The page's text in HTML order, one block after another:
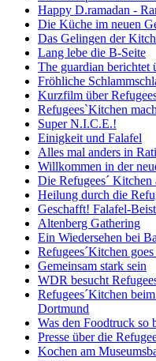
Happy D.ramadan -
Die Küche im neuen
Das Gelingen der
Lang lebe die B-Seite
The guardian berichtet
Fröhliche
Kurzfilm über
Refugees`Kitchen
Super N.I.C.E.!
Einigkeit und Falafel
Alles mal anders in
Willkommen in der
Die Refugees´
Heilung durch die
Geschafft! Falafel-
Altenberg Gathering
Ein Wiedersehen bei
Refugees´Kitchen
Gemeinsam stark sein
WDR besucht
Refugees´Kitchen
Dortmund
Was den Foodtruck so
Presse über die
Kochen am